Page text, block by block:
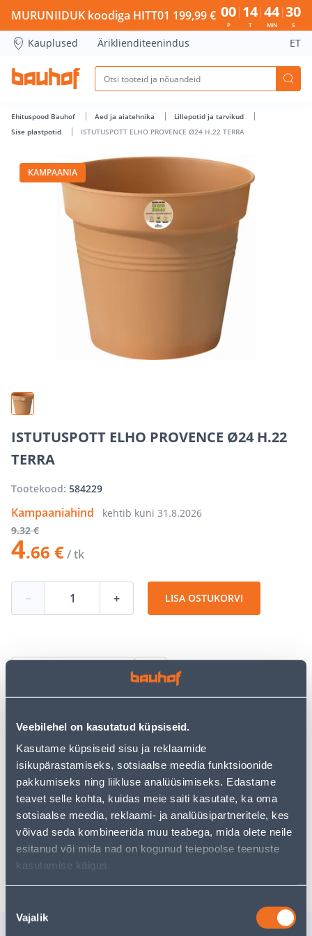
Veebilehel on kasutatud küpsiseid.
Kasutame küpsiseid sisu ja reklaamide
isikupärastamiseks, sotsiaalse meedia funktsioonide
pakkumiseks ning liikluse analüüsimiseks. Edastame
teavet selle kohta, kuidas meie saiti kasutate, ka oma
sotsiaalse meedia, reklaami- ja analüüsipartneritele, kes
võivad seda kombineerida muu teabega, mida olete neile
esitanud või mida nad on kogunud teiepoolse teenuste
kasutamise käigus.
valik
Vajalik
ISTUTUSPOTT ELHO PROVENCE Ø24 H.22 TERRA - Bauhof
MURUNIIDUK koodiga HITT01 199,99 € 00
P
14
T
44
MIN
29
S
Kauplused Äriklienditeenindus ET
Ehituspood Bauhof Aed ja aiatehnika
Lillepotid ja tarvikud
Sise plastpotid
ISTUTUSPOTT ELHO PROVENCE Ø24 H.22 TERRA
KAMPAANIA
ISTUTUSPOTT ELHO PROVENCE Ø24 H.22
TERRA
Tootekood: 584229
Kampaaniahind kehtib kuni 31.8.2026
9.32 €
4.66 €/ tk
− + LISA OSTUKORVI
• Kõrgus 22 cm
• Plastikust
• 14-päevane tagastusõigus.
Eeldatav kojuvedu 3,69 € al. 2-5 tööpäeva
Tarne pakiautomaati al. 2,29 € al. 2-5 tööpäeva
Poest kätte, alates 11.08.2026